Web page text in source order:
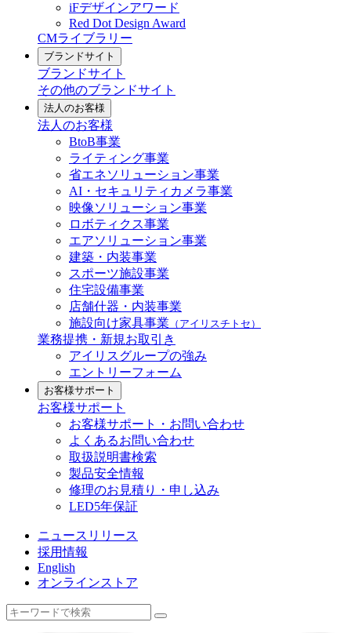
iFデザインアワード
Red Dot Design Award
CMライブラリー
ブランドサイト
ブランドサイト
その他のブランドサイト
法人のお客様
法人のお客様
BtoB事業
ライティング事業
省エネソリューション事業
AI・セキュリティカメラ事業
映像ソリューション事業
ロボティクス事業
エアソリューション事業
建築・内装事業
スポーツ施設事業
住宅設備事業
店舗什器・内装事業
施設向け家具事業 （アイリスチトセ）
業務提携・新規お取引き
アイリスグループの強み
エントリーフォーム
お客様サポート
お客様サポート
お客様サポート・お問い合わせ
よくあるお問い合わせ
取扱説明書検索
製品安全情報
修理のお見積り・申し込み
LED5年保証
ニュースリリース
採用情報
English
オンラインストア